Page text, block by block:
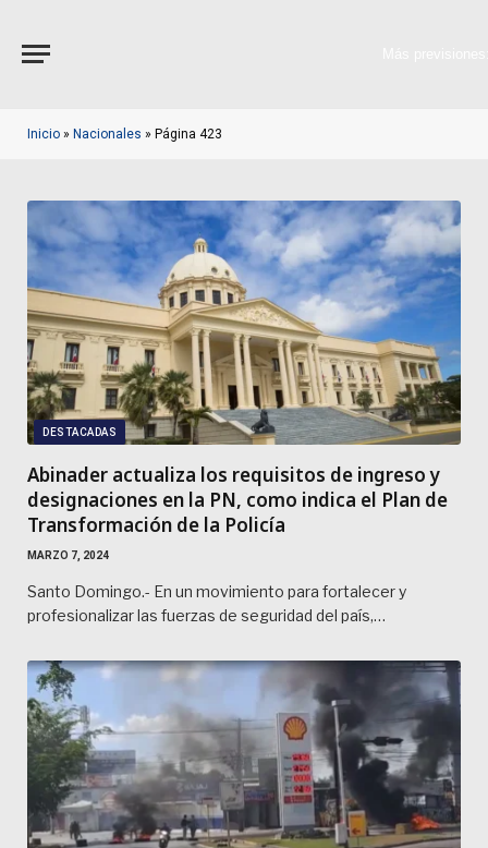
Inicio » Nacionales » Página 423
DESTACADAS
Abinader actualiza los requisitos de ingreso y
designaciones en la PN, como indica el Plan de
Transformación de la Policía
MARZO 7, 2024
Santo Domingo.- En un movimiento para fortalecer y
profesionalizar las fuerzas de seguridad del país,…